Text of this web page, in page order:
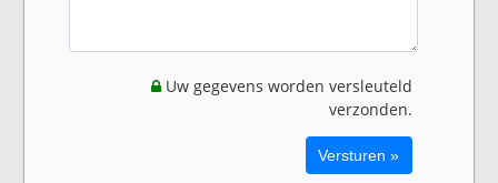
Uw gegevens worden versleuteld
verzonden.